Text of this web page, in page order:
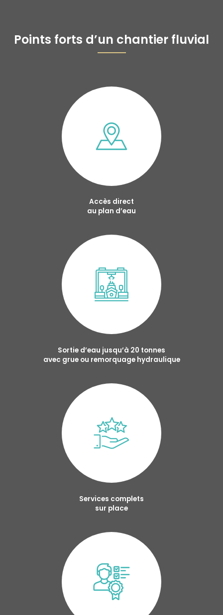
Points forts d’un chantier fluvial
Accès direct
au plan d’eau
Sortie d’eau jusqu’à 20 tonnes
avec grue ou remorquage hydraulique
Services complets
sur place